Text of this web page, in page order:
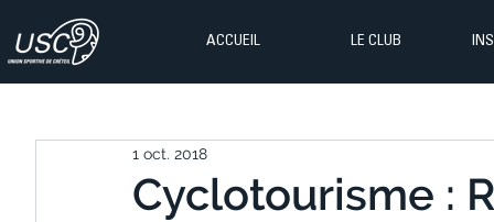
ACCUEIL LE CLUB
Cyclotourisme :
1 oct. 2018